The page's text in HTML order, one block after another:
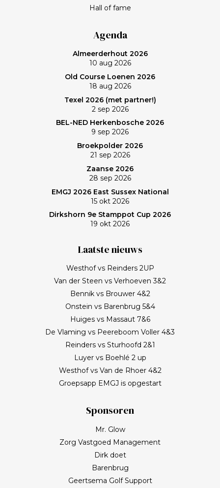
van het programma Kassa gaat Frank bij BNN/VARA
was ‘even helemaal niets; heerlijk’, zo maakt Frank de
verlies was voorzien; gedaan en laten, dus. Maar de
memorabele ronde en de waanzinnige slagen van
Frank zullen mij nog lang bijblijven. Topgast, topdag!
Frank, bedankt!
Hall of fame
Agenda
Almeerderhout 2026
10 aug 2026
Old Course Loenen 2026
18 aug 2026
Texel 2026 (met partner!)
2 sep 2026
BEL-NED Herkenbosche 2026
9 sep 2026
Broekpolder 2026
21 sep 2026
Zaanse 2026
28 sep 2026
EMGJ 2026 East Sussex National
15 okt 2026
Dirkshorn 9e Stamppot Cup 2026
19 okt 2026
Laatste nieuws
Westhof vs Reinders 2UP
Van der Steen vs Verhoeven 3&2
Bennik vs Brouwer 4&2
Onstein vs Barenbrug 5&4
Huiges vs Massaut 7&6
De Vlaming vs Peereboom Voller 4&3
Reinders vs Sturhoofd 2&1
Luyer vs Boehlé 2 up
Westhof vs Van de Rhoer 4&2
Groepsapp EMGJ is opgestart
Sponsoren
Mr. Glow
Zorg Vastgoed Management
Dirk doet
Barenbrug
Geertsema Golf Support